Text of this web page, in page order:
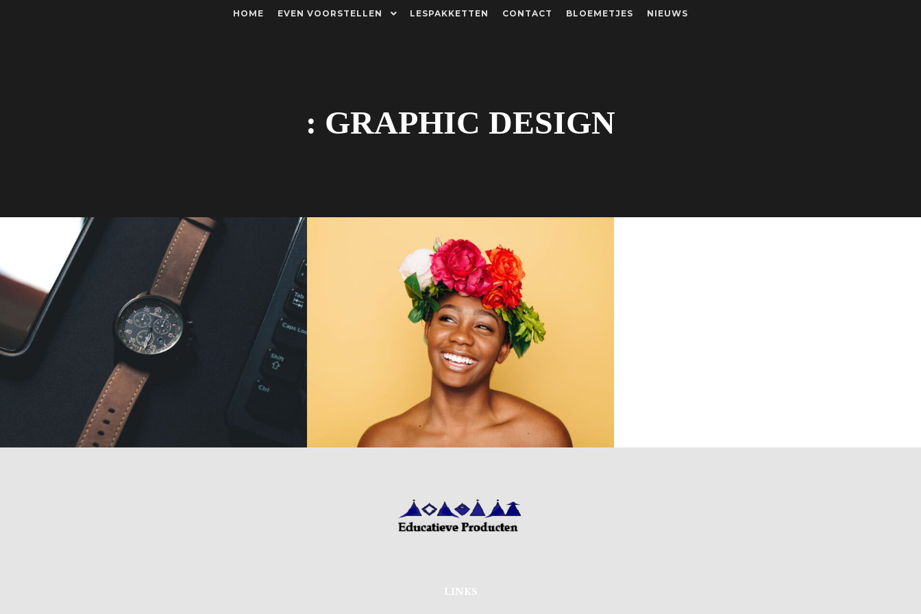
HOME EVEN VOORSTELLEN LESPAKKETTEN CONTACT BLOEMETJES NIEUWS
: GRAPHIC DESIGN
LINKS